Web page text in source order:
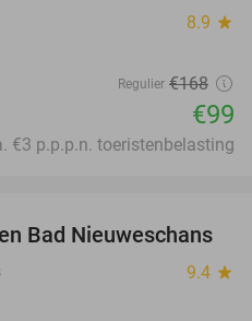
8.9 star
Regulier €168
€99
€3 p.p.p.n. toeristenbelasting
27%
Bad Nieuweschans
9.4 star